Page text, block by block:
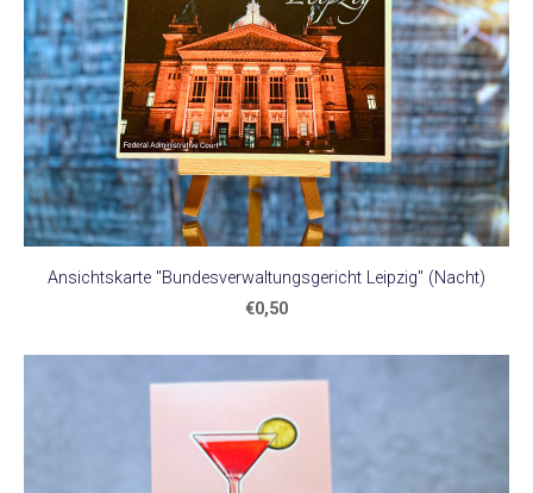
Ansichtskarte "Bundesverwaltungsgericht Leipzig" (Nacht)
€0,50